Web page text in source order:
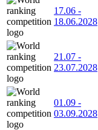
17.06 -
18.06.2028
21.07 -
23.07.2028
01.09 -
03.09.2028